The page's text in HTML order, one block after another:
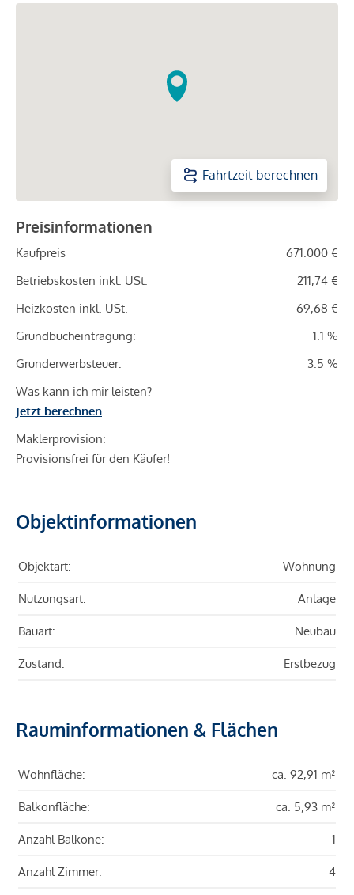
Fahrtzeit berechnen
Preisinformationen
Kaufpreis
671.000 €
Betriebskosten inkl. USt.
211,74 €
Heizkosten inkl. USt.
69,68 €
Grundbucheintragung:
1.1 %
Grunderwerbsteuer:
3.5 %
Was kann ich mir leisten?
Jetzt berechnen
Maklerprovision:
Provisionsfrei für den Käufer!
Objektinformationen
Objektart: Wohnung
Nutzungsart: Anlage
Bauart: Neubau
Zustand: Erstbezug
Rauminformationen & Flächen
Wohnfläche: ca. 92,91 m²
Balkonfläche: ca. 5,93 m²
Anzahl Balkone: 1
Anzahl Zimmer: 4